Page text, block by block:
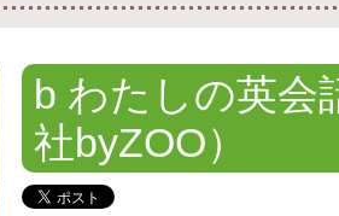
b わたしの英会
社byZOO）